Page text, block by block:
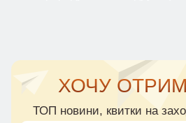
ХОЧУ
ТОП новини, квитки на